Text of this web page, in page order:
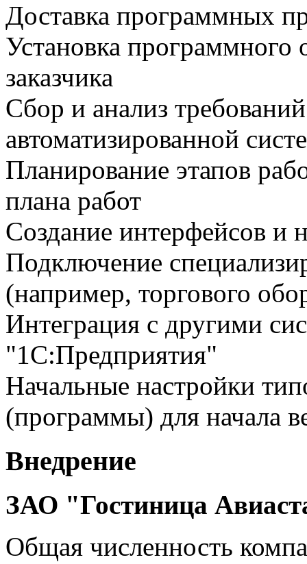
Доставка программных
Установка
заказчика
Сбор и анализ требований
автоматизированной
Планирование этапов
плана работ
Создание интерфейсов и
Подключение
(например, торгового
Интеграция с другими
"1С:Предприятия"
Начальные настройки
(программы) для начала
Внедрение
ЗАО "Гостиница
Общая численность